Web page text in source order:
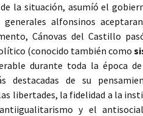
la situación, asumíó el
alfonsinos
Cánovas del Castillo
(conocido también como
durante toda la época
destacadas de su
libertades, la fidelidad a la
y el